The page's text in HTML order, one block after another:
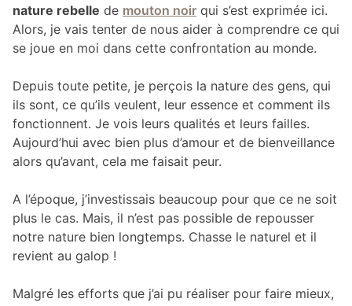
nature rebelle de mouton noir qui s’est exprimée ici.
Alors, je vais tenter de nous aider à comprendre ce qui
se joue en moi dans cette confrontation au monde.
Depuis toute petite, je perçois la nature des gens, qui
ils sont, ce qu’ils veulent, leur essence et comment ils
fonctionnent. Je vois leurs qualités et leurs failles.
Aujourd’hui avec bien plus d’amour et de bienveillance
alors qu’avant, cela me faisait peur.
A l’époque, j’investissais beaucoup pour que ce ne soit
plus le cas. Mais, il n’est pas possible de repousser
notre nature bien longtemps. Chasse le naturel et il
revient au galop !
Malgré les efforts que j’ai pu réaliser pour faire mieux,